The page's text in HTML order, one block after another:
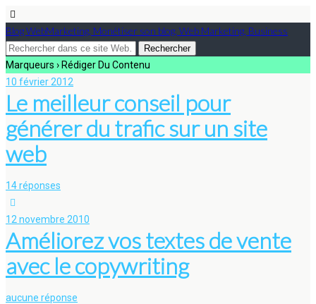
Blog WebMarketing, Monétiser son blog, Web Marketing, Business
Marqueurs › Rédiger Du Contenu
10 février 2012
Le meilleur conseil pour
générer du trafic sur un site
web
14 réponses
12 novembre 2010
Améliorez vos textes de vente
avec le copywriting
aucune réponse